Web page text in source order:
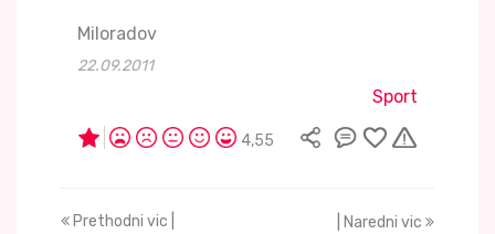
Miloradov
22.09.2011
Sport
4,55
Prethodni vic | | Naredni vic